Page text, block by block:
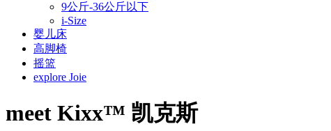
9公斤-36公斤以下
i-Size
婴儿床
高脚椅
摇篮
explore Joie
meet Kixx™ 凯克斯